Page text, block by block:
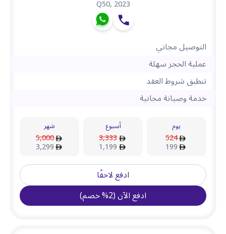
Q50,2023
التوصيل مجاني
عملية الحجز سهلة
تنطبق شروط العقد
خدمة وصيانة مجانية
يوم
524
199
أسبوع
3,333
1,199
شهر
5,000
3,299
ادفع لاحقًا
ادفع الآن(
2
%خصم)